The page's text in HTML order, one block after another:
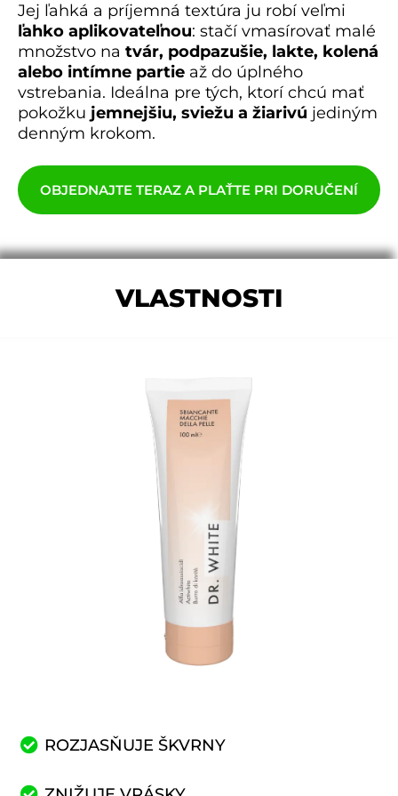
Jej ľahká a príjemná textúra ju robí veľmi
ľahko aplikovateľnou: stačí vmasírovať malé
množstvo na tvár, podpazušie, lakte, kolená
alebo intímne partie až do úplného
vstrebania. Ideálna pre tých, ktorí chcú mať
pokožku jemnejšiu, sviežu a žiarivú jediným
denným krokom.
OBJEDNAJTE TERAZ A PLAŤTE PRI DORUČENÍ
VLASTNOSTI
ROZJASŇUJE ŠKVRNY